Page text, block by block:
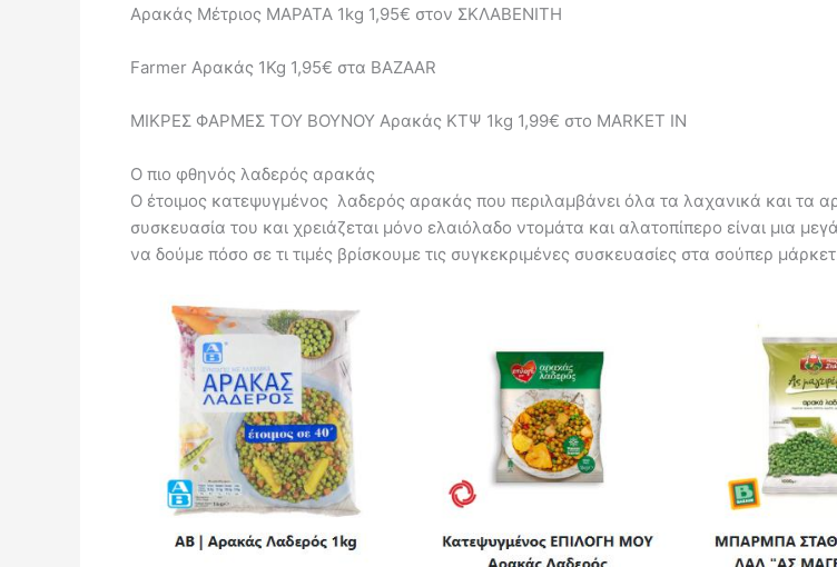
Αρακάς Μέτριος ΜΑΡΑΤΑ 1kg 1,95€ στον ΣΚΛΑΒΕΝΙΤΗ
Farmer Αρακάς 1Kg 1,95€ στα BAZAAR
ΜΙΚΡΕΣ ΦΑΡΜΕΣ ΤΟΥ ΒΟΥΝΟΥ Αρακάς ΚΤΨ 1kg 1,99€ στο MARKET IN
Ο πιο φθηνός λαδερός αρακάς
Ο έτοιμος κατεψυγμένος λαδερός αρακάς που περιλαμβάνει όλα τα λαχανικά και τα
συσκευασία του και χρειάζεται μόνο ελαιόλαδο ντομάτα και αλατοπίπερο είναι μια
να δούμε πόσο σε τι τιμές βρίσκουμε τις συγκεκριμένες συσκευασίες στα σούπερ